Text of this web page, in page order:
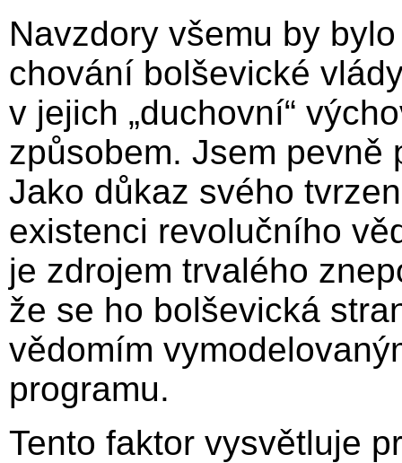
Navzdory všemu by
chování bolševické
v jejich „duchovní“
způsobem. Jsem pevně
Jako důkaz svého
existenci revolučního
je zdrojem trvalého
že se ho bolševická
vědomím
programu.
Tento faktor vysvětluje